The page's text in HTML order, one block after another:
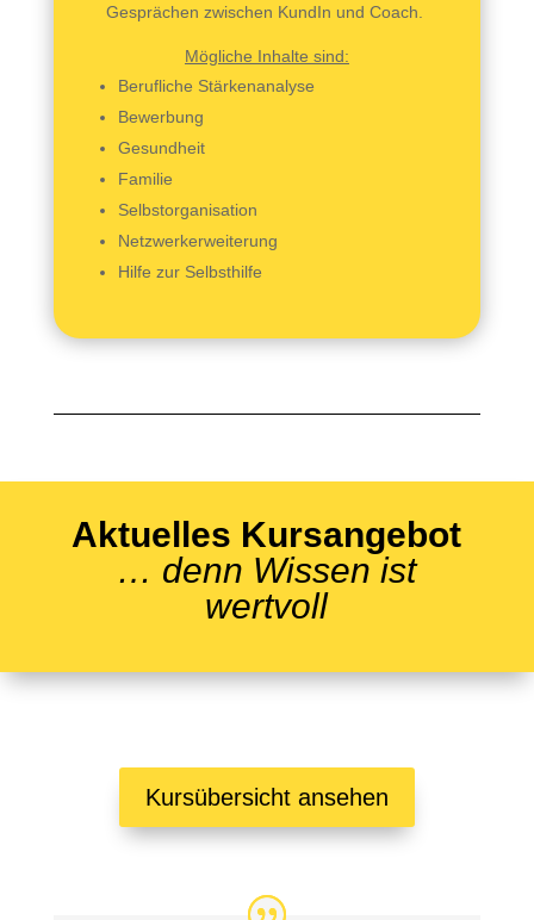
Gesprächen zwischen KundIn und Coach.
Mögliche Inhalte sind:
Berufliche Stärkenanalyse
Bewerbung
Gesundheit
Familie
Selbstorganisation
Netzwerkerweiterung
Hilfe zur Selbsthilfe
Aktuelles Kursangebot
… denn Wissen ist
wertvoll
Kursübersicht ansehen